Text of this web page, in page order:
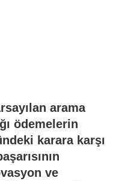
arama
ödemelerin
karara karşı
ve